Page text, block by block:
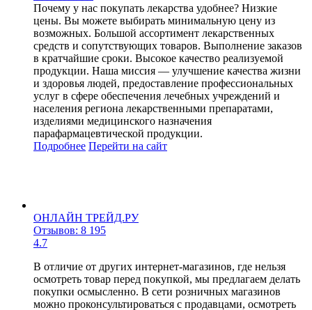
Почему у нас покупать лекарства удобнее? Низкие
цены. Вы можете выбирать минимальную цену из
возможных. Большой ассортимент лекарственных
средств и сопутствующих товаров. Выполнение заказов
в кратчайшие сроки. Высокое качество реализуемой
продукции. Наша миссия — улучшение качества жизни
и здоровья людей, предоставление профессиональных
услуг в сфере обеспечения лечебных учреждений и
населения региона лекарственными препаратами,
изделиями медицинского назначения
парафармацевтической продукции.
Подробнее Перейти на сайт
ОНЛАЙН ТРЕЙД.РУ
Отзывов: 8 195
4.7
В отличие от других интернет-магазинов, где нельзя
осмотреть товар перед покупкой, мы предлагаем делать
покупки осмысленно. В сети розничных магазинов
можно проконсультироваться с продавцами, осмотреть